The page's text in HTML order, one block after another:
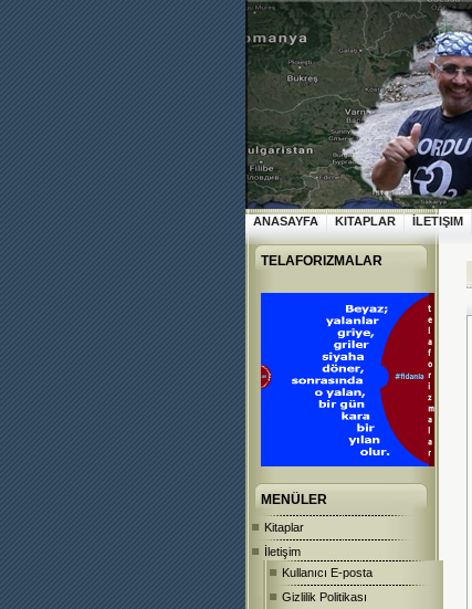
ANASAYFA KITAPLAR İLETIŞIM
TELAFORIZMALAR
MENÜLER
Kitaplar
İletişim
Kullanıcı E-posta
Gizlilik Politikası